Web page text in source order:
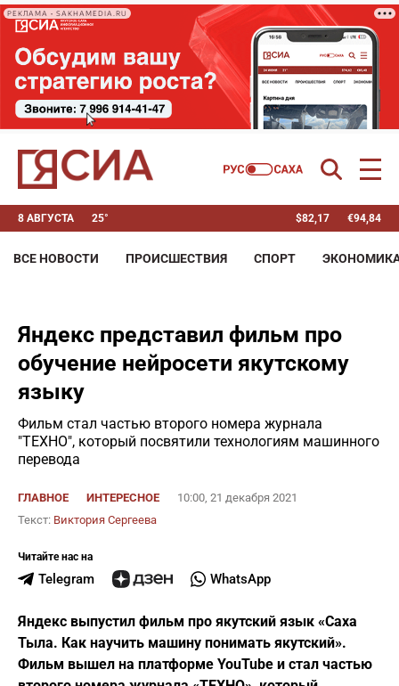
РЕКЛАМА • SAKHAMEDIA.RU
8 АВГУСТА 25° $82,17 €94,84
ВСЕ НОВОСТИ ПРОИСШЕСТВИЯ СПОРТ
Яндекс представил фильм про
обучение нейросети якутскому
языку
Фильм стал частью второго номера журнала
"ТЕХНО", который посвятили технологиям машинного
перевода
ГЛАВНОЕ ИНТЕРЕСНОЕ
10:00, 21 декабря 2021
Текст: Виктория Сергеева
Читайте нас на
Telegram WhatsApp
Яндекс выпустил фильм про якутский язык «Саха
Тыла. Как научить машину понимать якутский».
Фильм вышел на платформе YouTube и стал частью